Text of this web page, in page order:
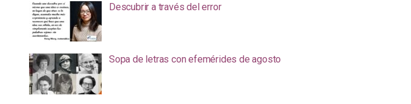
Descubrir a través del error
Sopa de letras con efemérides de agosto